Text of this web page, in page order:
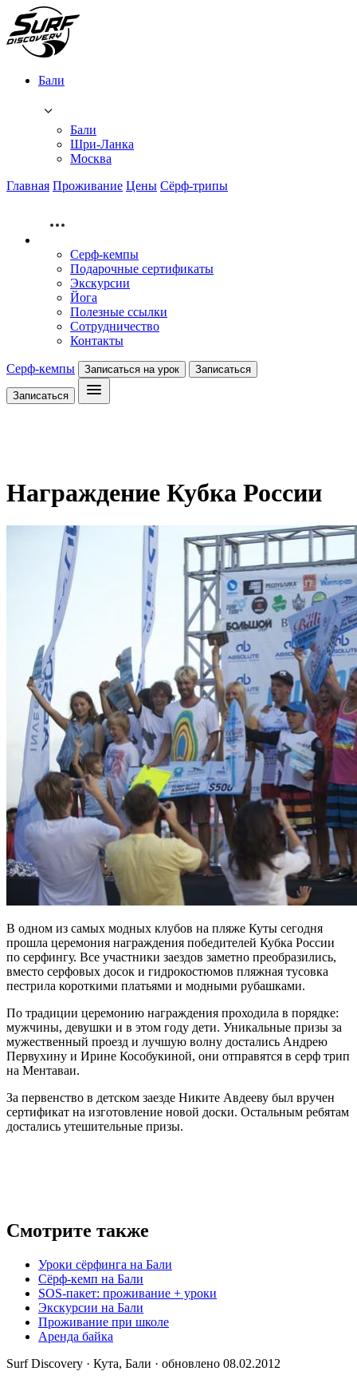
Бали
Бали
Шри-Ланка
Москва
Главная Проживание Цены Сёрф-трипы
Серф-кемпы
Подарочные сертификаты
Экскурсии
Йога
Полезные ссылки
Сотрудничество
Контакты
Серф-кемпы Записаться на урок Записаться
Записаться
Награждение Кубка России
В одном из самых модных клубов на пляже Куты сегодня
прошла церемония награждения победителей Кубка России
по серфингу. Все участники заездов заметно преобразились,
вместо серфовых досок и гидрокостюмов пляжная тусовка
пестрила короткими платьями и модными рубашками.
По традиции церемонию награждения проходила в порядке:
мужчины, девушки и в этом году дети. Уникальные призы за
мужественный проезд и лучшую волну достались Андрею
Первухину и Ирине Кособукиной, они отправятся в серф трип
на Ментаваи.
За первенство в детском заезде Никите Авдееву был вручен
сертификат на изготовление новой доски. Остальным ребятам
достались утешительные призы.
Смотрите также
Уроки сёрфинга на Бали
Сёрф-кемп на Бали
SOS-пакет: проживание + уроки
Экскурсии на Бали
Проживание при школе
Аренда байка
Surf Discovery · Кута, Бали · обновлено 08.02.2012